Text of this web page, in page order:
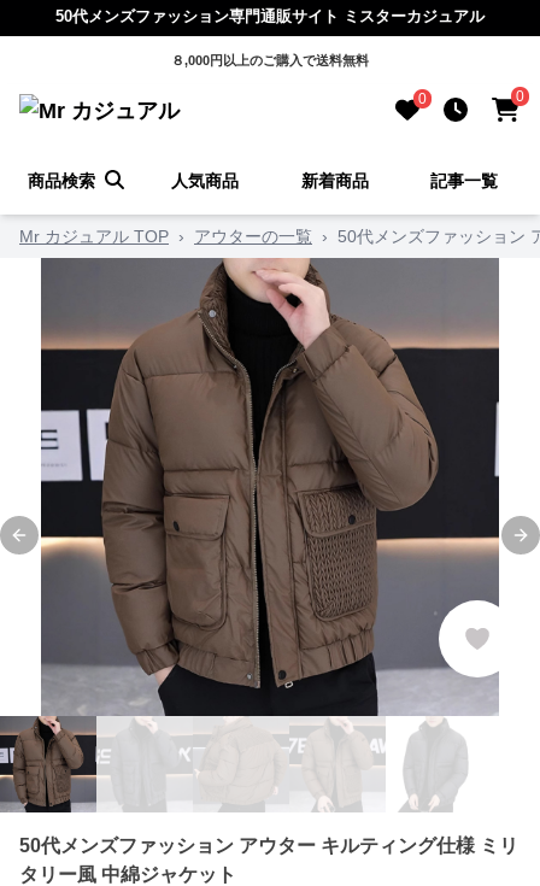
50代メンズファッション専門通販サイト ミスターカジュアル
８,000円以上のご購入で送料無料
0 0
商品検索 人気商品 新着商品 記事一覧
Mr カジュアル TOP › アウターの一覧 › 50代メンズファッション
Previous slide
50代メンズファッション アウター キルティング仕様 ミリ
タリー風 中綿ジャケット